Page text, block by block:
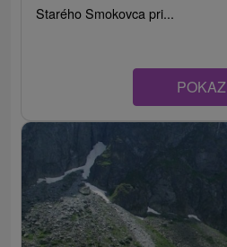
Starého Smokovca pri...
POKAZ